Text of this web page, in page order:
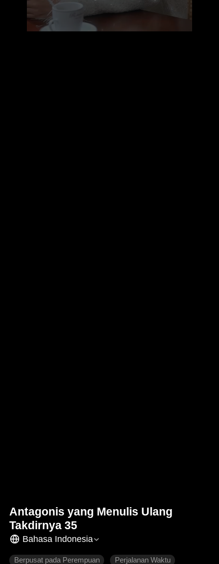
Antagonis yang Menulis Ulang
Takdirnya 35
Bahasa Indonesia
Berpusat pada Perempuan Perjalanan Waktu